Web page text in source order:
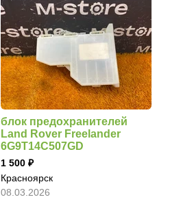
блок предохранителей
Land Rover Freelander
6G9T14C507GD
1 500
Красноярск
08.03.2026